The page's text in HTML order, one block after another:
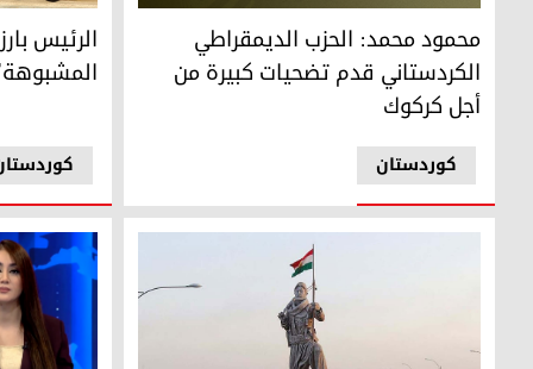
محمود محمد: الحزب الديمقراطي الكردستاني قدم تضحيات
کوردستان
محمود محمد: الحزب الديمقراطي
الكردستاني قدم تضحيات كبيرة من
أجل كركوك
الرئيس
الرئيس